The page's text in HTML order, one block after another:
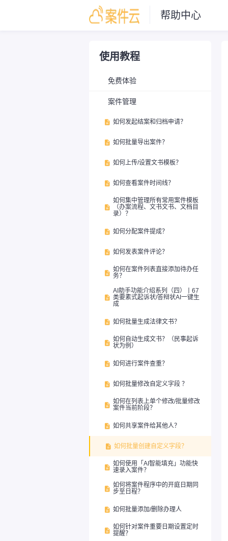
帮助中心
使用教程
免费体验
案件管理
 如何发起结案和归档申请？
 如何批量导出案件？
 如何上传/设置文书模板？
 如何查看案件时间线？

如何集中管理所有常用案件模板
（办案流程、文书文书、文档目
录）？
 如何分配案件提成？
 如何发表案件评论？
 如何在案件列表直接添加待办任
务？

AI助手功能介绍系列（四）丨67
类要素式起诉状/答辩状AI一键生
成
 如何批量生成法律文书？
 如何自动生成文书？（民事起诉
状为例）
 如何进行案件查重？
 如何批量修改自定义字段 ？
 如何在列表上单个修改/批量修改
案件当前阶段？
 如何共享案件给其他人？
 如何批量创建自定义字段？
 如何使用「AI智能填充」功能快
速录入案件？
 如何将案件程序中的开庭日期同
步至日程？
 如何批量添加/删除办理人
 如何针对案件重要日期设置定时
提醒？